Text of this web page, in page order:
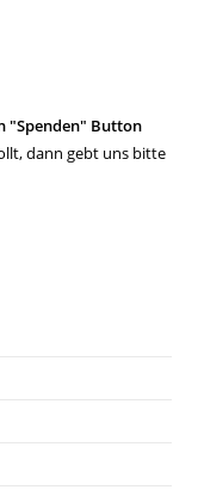
"Spenden" Button
dann gebt uns bitte